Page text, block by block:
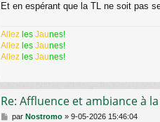
a
Et en espérant que la TL ne soit pas
Allez les Jaunes!
Allez les Jaunes!
Allez les Jaunes!
Re: Affluence et ambiance à
M
par Nostromo» 9-05-2026 15:46:04